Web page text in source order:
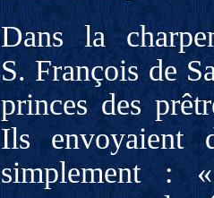
Dans la
S. François de
princes des
Ils envoyaient
simplement :